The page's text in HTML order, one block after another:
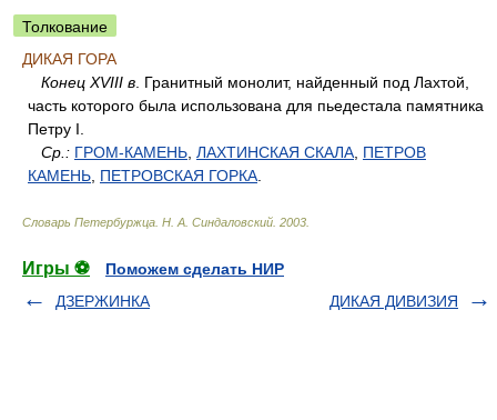
Толкование
ДИКАЯ ГОРА
Конец XVIII в . Гранитный монолит, найденный под Лахтой,
часть которого была использована для пьедестала памятника
Петру I.
Ср.: ГРОМ-КАМЕНЬ ЛАХТИНСКАЯ СКАЛА ПЕТРОВ
КАМЕНЬ ПЕТРОВСКАЯ ГОРКА
Словарь Петербуржца Н. А. Синдаловский 2003
Игры ⚽
Поможем сделать НИР
ДЗЕРЖИНКА
ДИКАЯ ДИВИЗИЯ